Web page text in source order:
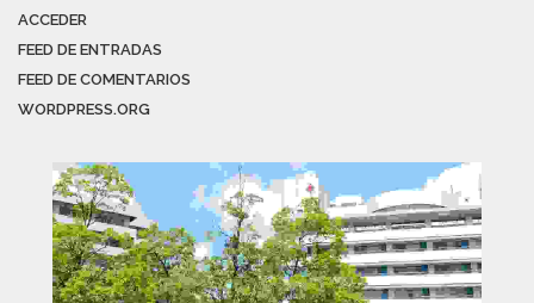
ACCEDER
FEED DE ENTRADAS
FEED DE COMENTARIOS
WORDPRESS.ORG